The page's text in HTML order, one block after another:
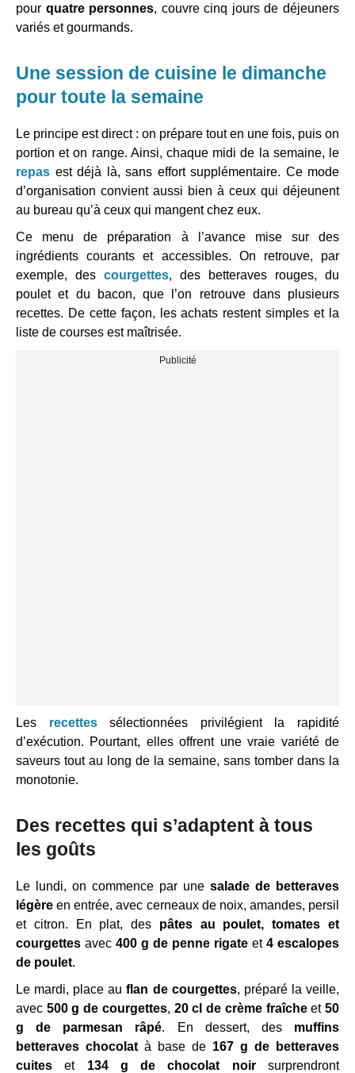
pour quatre personnes, couvre cinq jours de déjeuners
variés et gourmands.
Une session de cuisine le dimanche
pour toute la semaine
Le principe est direct : on prépare tout en une fois, puis on
portion et on range. Ainsi, chaque midi de la semaine, le
repas est déjà là, sans effort supplémentaire. Ce mode
d’organisation convient aussi bien à ceux qui déjeunent
au bureau qu’à ceux qui mangent chez eux.
Ce menu de préparation à l’avance mise sur des
ingrédients courants et accessibles. On retrouve, par
exemple, des courgettes, des betteraves rouges, du
poulet et du bacon, que l’on retrouve dans plusieurs
recettes. De cette façon, les achats restent simples et la
liste de courses est maîtrisée.
Les recettessélectionnées privilégient la rapidité
d’exécution. Pourtant, elles offrent une vraie variété de
saveurs tout au long de la semaine, sans tomber dans la
monotonie.
Des recettes qui s’adaptent à tous
les goûts
Le lundi, on commence par une salade de betteraves
légère en entrée, avec cerneaux de noix, amandes, persil
et citron. En plat, des pâtes au poulet, tomates et
courgettes avec 400 g de penne rigate et 4 escalopes
de poulet.
Le mardi, place auflan de courgettes, préparé la veille,
avec 500 g de courgettes, 20 cl de crème fraîcheet50
g de parmesan râpé. En dessert, des muffins
betteraves chocolat à base de 167 g de betteraves
cuites et 134 g de chocolat noirsurprendront